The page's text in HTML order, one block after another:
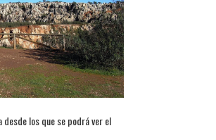
desde los que se podrá ver el